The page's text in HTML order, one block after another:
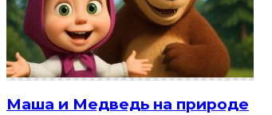
Маша и Медведь на природе